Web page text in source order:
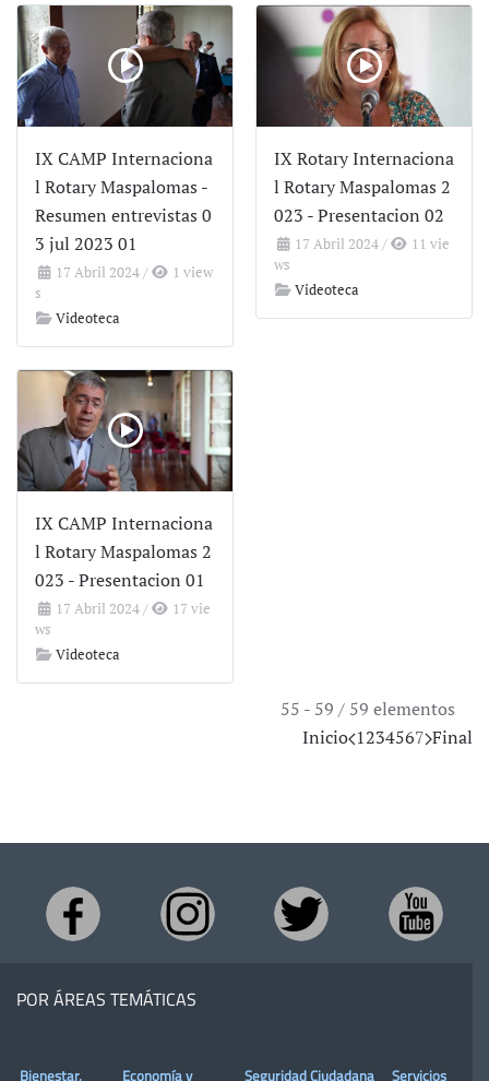
IX CAMP Internaciona
l Rotary Maspalomas -
Resumen entrevistas 0
3 jul 2023 01
17 Abril 2024/
1 view
s
Videoteca
IX Rotary Internaciona
l Rotary Maspalomas 2
023 - Presentacion 02
17 Abril 2024/
11 vie
ws
Videoteca
IX CAMP Internaciona
l Rotary Maspalomas 2
023 - Presentacion 01
17 Abril 2024 /
17 vie
ws
Videoteca
55 - 59 / 59 elementos
Inicio 1234567 Final
POR ÁREAS TEMÁTICAS
Bienestar,
Economía y
Seguridad Ciudadana
Servicios